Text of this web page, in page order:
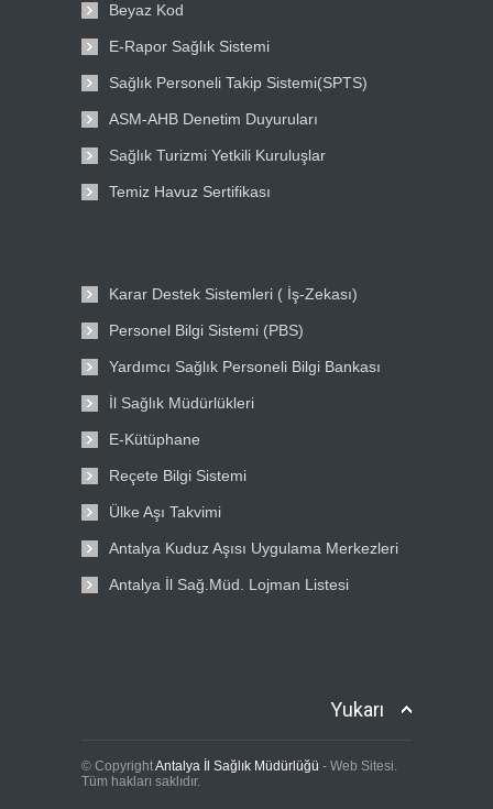
Beyaz Kod
E-Rapor Sağlık Sistemi
Sağlık Personeli Takip Sistemi(SPTS)
ASM-AHB Denetim Duyuruları
Sağlık Turizmi Yetkili Kuruluşlar
Temiz Havuz Sertifikası
Karar Destek Sistemleri ( İş-Zekası)
Personel Bilgi Sistemi (PBS)
Yardımcı Sağlık Personeli Bilgi Bankası
İl Sağlık Müdürlükleri
E-Kütüphane
Reçete Bilgi Sistemi
Ülke Aşı Takvimi
Antalya Kuduz Aşısı Uygulama Merkezleri
Antalya İl Sağ.Müd. Lojman Listesi
Yukarı
© CopyrightAntalya İl Sağlık Müdürlüğü - Web Sitesi.
Tüm hakları saklıdır.